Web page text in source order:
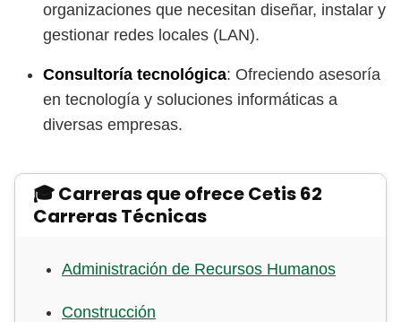
organizaciones que necesitan diseñar, instalar y
gestionar redes locales (LAN).
Consultoría tecnológica: Ofreciendo asesoría
en tecnología y soluciones informáticas a
diversas empresas.
🎓 Carreras que ofrece Cetis 62
Carreras Técnicas
Administración de Recursos Humanos
Construcción